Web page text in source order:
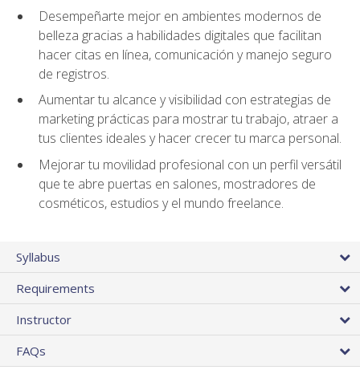
Desempeñarte mejor en ambientes modernos de
belleza gracias a habilidades digitales que facilitan
hacer citas en línea, comunicación y manejo seguro
de registros.
Aumentar tu alcance y visibilidad con estrategias de
marketing prácticas para mostrar tu trabajo, atraer a
tus clientes ideales y hacer crecer tu marca personal.
Mejorar tu movilidad profesional con un perfil versátil
que te abre puertas en salones, mostradores de
cosméticos, estudios y el mundo freelance.
Syllabus
Requirements
Instructor
FAQs